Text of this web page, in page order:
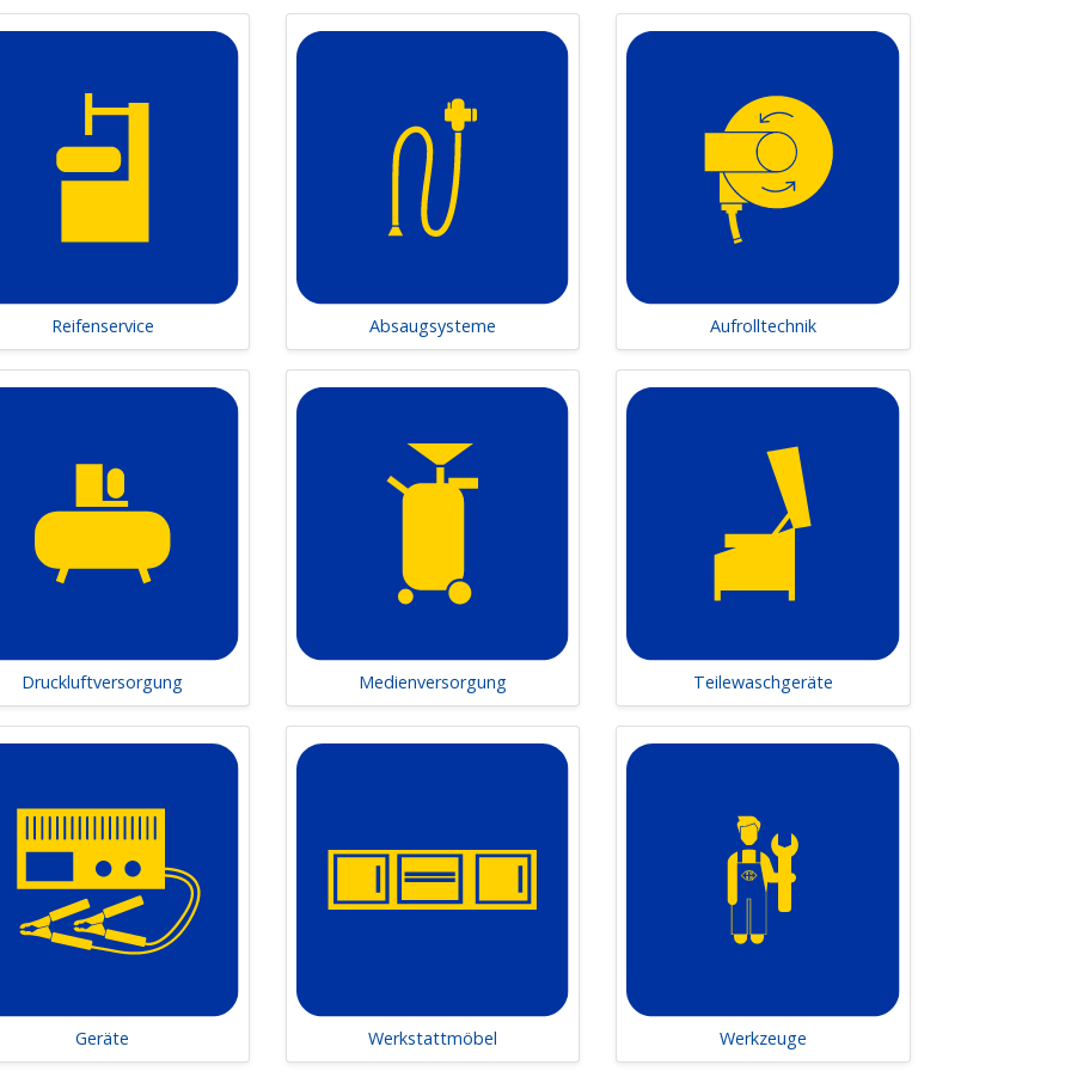
und sichere Werkstattausrüstung
Sortiment der Luginbühl AG ist breit gefächert und orientiert sich an den neuesten technischen
Sie sind zuverlässig, langlebig und fördern sicheres Arbeiten. Damit legen wir die Grundlage für
zukunftssichere und leistungsstarke Werkstatt.
Sie umfassend bei Themen wie:
Installieren von Abgasabsauganlagen und Schweissrauchabsaugung
Sichere Druckluftversorgung
Werkbänke, Grubenabdeckungen und Werkzeug
Personenwagen-Werkstätten, Lastwagen-Garagen oder Spezialbetriebe – wir bieten Lösungen, die
für effiziente Arbeitsprozesse
Erfahrung im Bereich der Werkstatteinrichtung unterstützen wir Sie beim
Ihrer Arbeitsprozesse. Wir analysieren Ihre Anforderungen, entwickeln massgeschneiderte
und setzen diese termingerecht um.
erste Ideen haben oder bereits konkrete Pläne für Ihre Werkstatt vorliegen – wir sind Ihr
Partner. Gemeinsam realisieren wir Ihre Vorstellungen und setzen sie optimal um.
Sie uns für ein unverbindliches Beratungsgespräch
062 893 24 24
Reifenservice Absaugsysteme Aufrolltechnik
Druckluftversorgung Medienversorgung Teilewaschgeräte
Geräte Werkstattmöbel Werkzeuge